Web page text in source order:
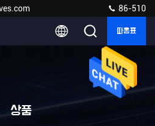
86-510
따옴표
상품